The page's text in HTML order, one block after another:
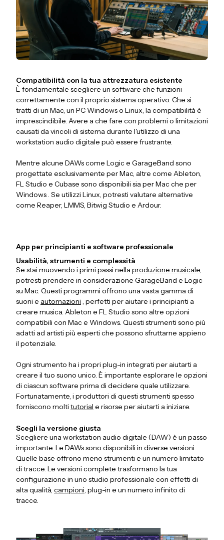
Compatibilità con la tua attrezzatura esistente
È fondamentale scegliere un software che funzioni
correttamente con il proprio sistema operativo. Che si
tratti di un Mac, un PC Windows o Linux, la compatibilità è
imprescindibile. Avere a che fare con problemi o limitazioni
causati da vincoli di sistema durante l'utilizzo di una
workstation audio digitale può essere frustrante.
Mentre alcune DAWs come Logic e GarageBand sono
progettate esclusivamente per Mac, altre come Ableton,
FL Studio e Cubase sono disponibili sia per Mac che per
Windows . Se utilizzi Linux, potresti valutare alternative
come Reaper, LMMS, Bitwig Studio e Ardour.
App per principianti e software professionale
Usabilità, strumenti e complessità
Se stai muovendo i primi passi nella produzione musicale,
potresti prendere in considerazione GarageBand e Logic
su Mac. Questi programmi offrono una vasta gamma di
suoni e automazioni , perfetti per aiutare i principianti a
creare musica. Ableton e FL Studio sono altre opzioni
compatibili con Mac e Windows. Questi strumenti sono più
adatti ad artisti più esperti che possono sfruttarne appieno
il potenziale.
Ogni strumento ha i propri plug-in integrati per aiutarti a
creare il tuo suono unico. È importante esplorare le opzioni
di ciascun software prima di decidere quale utilizzare.
Fortunatamente, i produttori di questi strumenti spesso
forniscono molti tutorial e risorse per aiutarti a iniziare.
Scegli la versione giusta
Scegliere una workstation audio digitale (DAW) è un passo
importante. Le DAWs sono disponibili in diverse versioni.
Quelle base offrono meno strumenti e un numero limitato
di tracce. Le versioni complete trasformano la tua
configurazione in uno studio professionale con effetti di
alta qualità, campioni, plug-in e un numero infinito di
tracce.